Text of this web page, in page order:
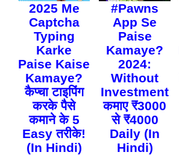
2025 Me
Captcha
Typing
Karke
Paise Kaise
Kamaye?
कैप्चा टाइपिंग
करके पैसे
कमाने के 5
Easy तरीके!
(In Hindi)
#Pawns
App Se
Paise
Kamaye?
2024:
Without
Investment
कमाए ₹3000
से ₹4000
Daily (In
Hindi)